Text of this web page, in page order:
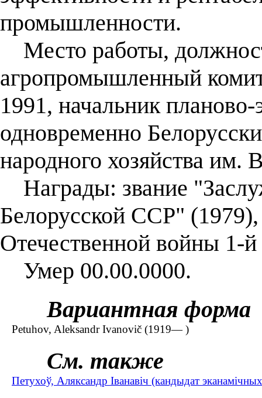
промышленности.
Место работы,
агропромышленный
1991, начальник
одновременно
народного хозяйства
Награды: звание
Белорусской ССР"
Отечественной войны 1-
Умер 00.00.0000.
Вариантная форма
Petuhov, Aleksandr Ivanovič (1919— )
См. также
Петухоў, Аляксандр Іванавіч (кандыдат